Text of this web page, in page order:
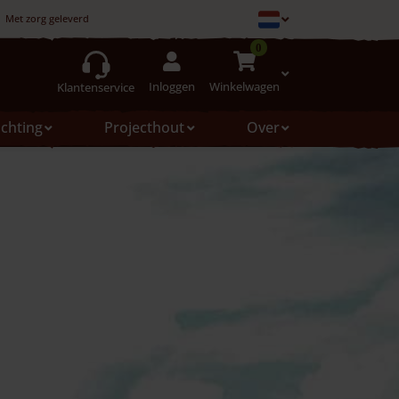
Met zorg geleverd
Klantenservice Inloggen
0
Winkelwagen
Projecthout Over